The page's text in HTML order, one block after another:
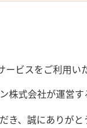
ビスをご利用い
株式会社が運営
、誠にありがと